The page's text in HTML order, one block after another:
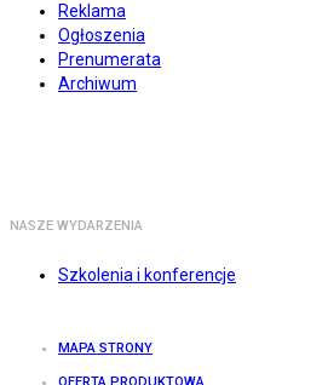
Reklama
Ogłoszenia
Prenumerata
Archiwum
NASZE WYDARZENIA
Szkolenia i konferencje
MAPA STRONY